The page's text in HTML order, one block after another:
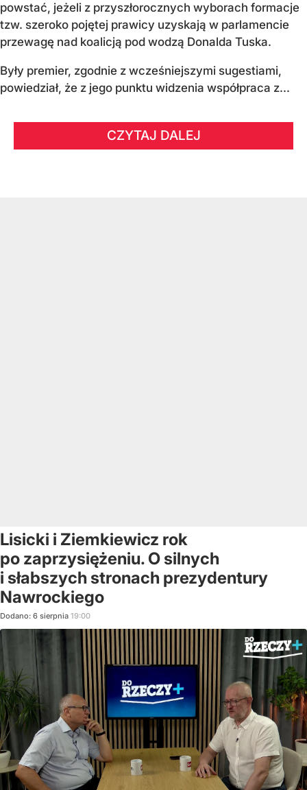
powstać, jeżeli z przyszłorocznych wyborach formacje
tzw. szeroko pojętej prawicy uzyskają w parlamencie
przewagę nad koalicją pod wodzą Donalda Tuska.
Były premier, zgodnie z wcześniejszymi sugestiami,
powiedział, że z jego punktu widzenia współpraca z...
CZYTAJ DALEJ
Lisicki i Ziemkiewicz rok
po zaprzysiężeniu. O silnych
i słabszych stronach prezydentury
Nawrockiego
Dodano: 6 sierpnia 19:00